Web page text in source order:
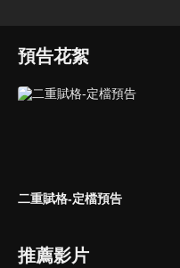
預告花絮
二重賦格-定檔預告
推薦影片